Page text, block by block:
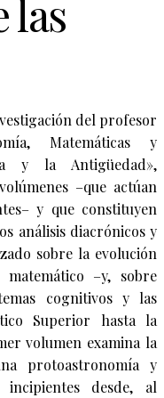
las
del profesor
Matemáticas y
y la Antigüedad»,
–que actúan
y que constituyen
análisis diacrónicos y
sobre la evolución
–y, sobre
cognitivos y las
Superior hasta la
volumen examina la
protoastronomía y
incipientes desde, al